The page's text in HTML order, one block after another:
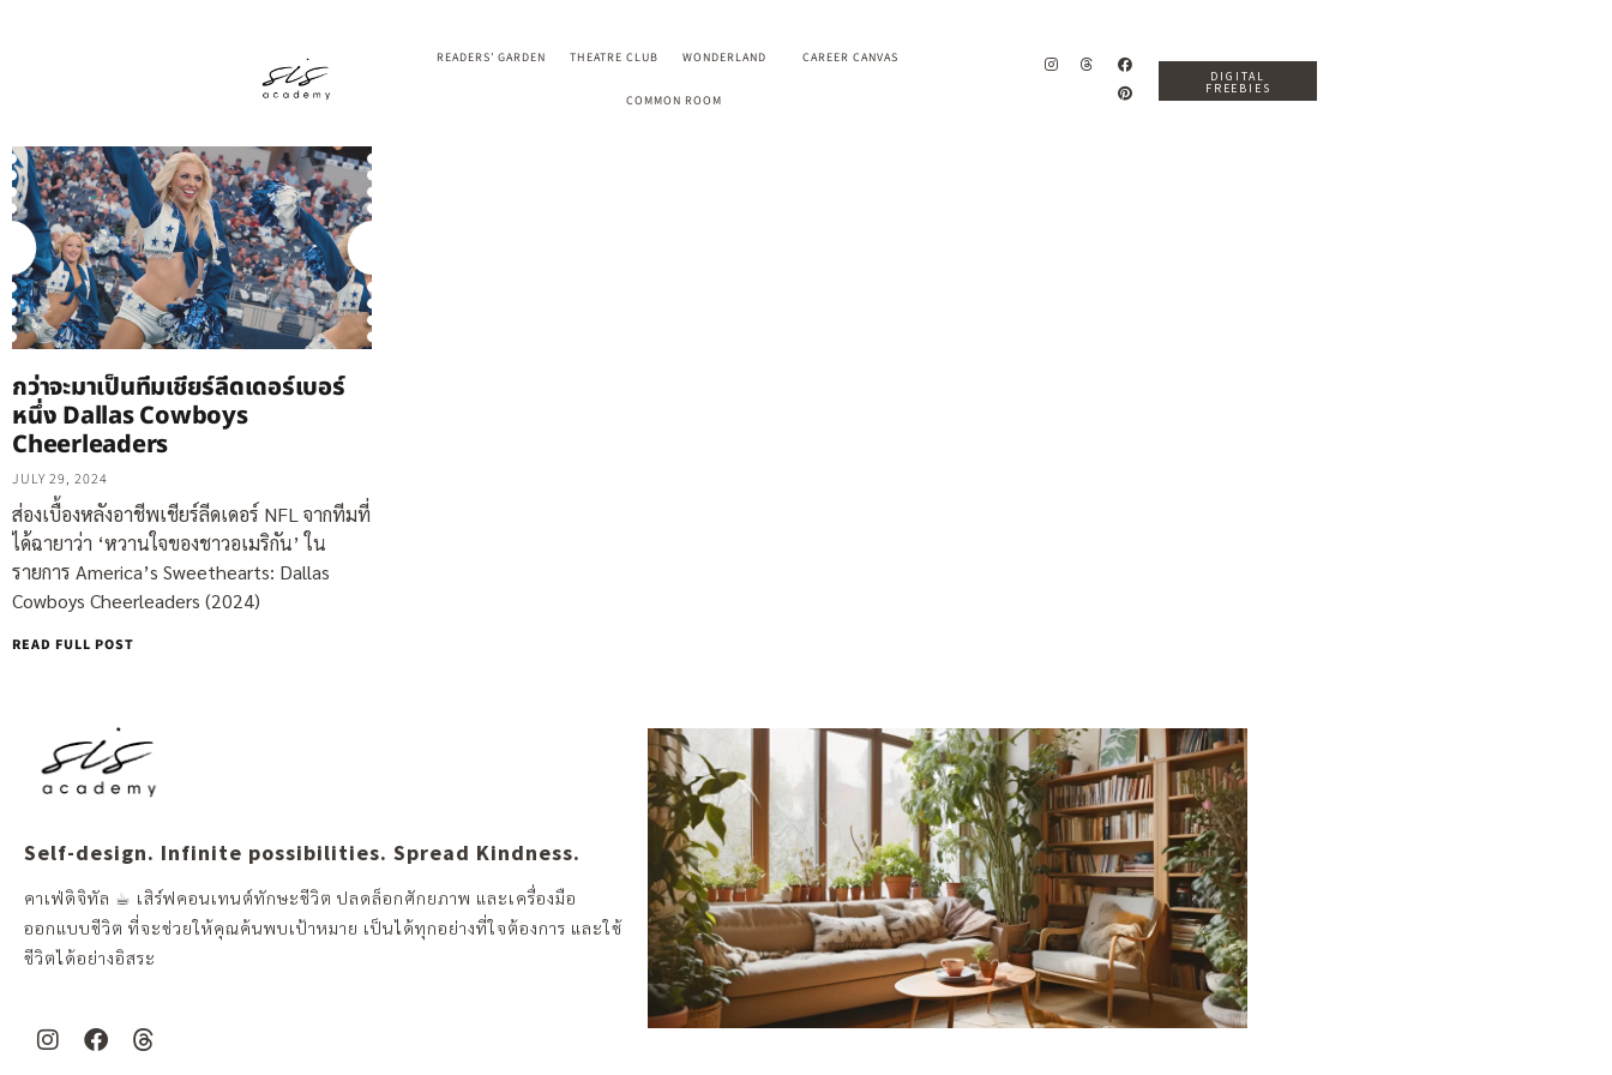
READERS’ GARDEN THEATRE CLUB WONDERLAND CAREER CANVAS
COMMON ROOM
DIGITAL
FREEBIES
กว่าจะมาเป็นทีมเชียร์ลีดเดอร์เบอร์
หนึ่ง Dallas Cowboys
Cheerleaders
JULY 29, 2024
ส่องเบื้องหลังอาชีพเชียร์ลีดเดอร์ NFL จากทีมที่
ได้ฉายาว่า ‘หวานใจของชาวอเมริกัน’ ใน
รายการ America’s Sweethearts: Dallas
Cowboys Cheerleaders (2024)
READ FULL POST
Self-design. Infinite possibilities. Spread Kindness.
คาเฟ่ดิจิทัล ☕︎ เสิร์ฟคอนเทนต์ทักษะชีวิต ปลดล็อกศักยภาพ และเครื่องมือ
ออกแบบชีวิต ที่จะช่วยให้คุณค้นพบเป้าหมาย เป็นได้ทุกอย่างที่ใจต้องการ และใช้
ชีวิตได้อย่างอิสระ